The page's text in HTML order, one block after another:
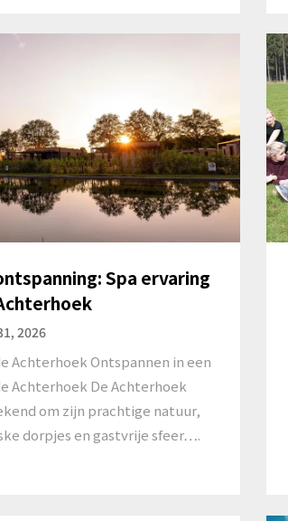
Spa ervaring
2026
Achterhoek Ontspannen in een
Achterhoek De Achterhoek
om zijn prachtige natuur,
dorpjes en gastvrije sfeer….